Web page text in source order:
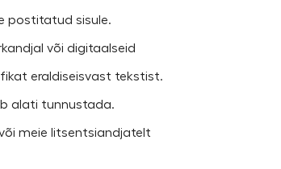
postitatud sisule.
või digitaalseid
eraldiseisvast tekstist.
alati tunnustada.
meie litsentsiandjatelt